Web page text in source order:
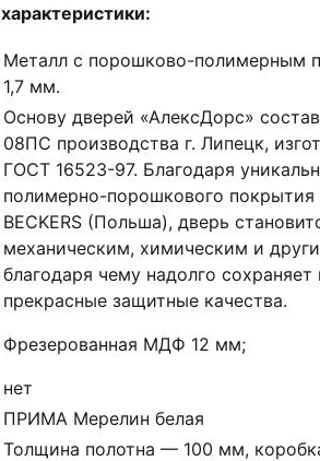
характеристики:
Металл с порошково-полимерным
1,7 мм.
Основу дверей «АлексДорс»
08ПС производства г. Липецк,
ГОСТ 16523-97. Благодаря
полимерно-порошкового покрытия
BECKERS (Польша), дверь
механическим, химическим и
благодаря чему надолго
прекрасные защитные качества.
Фрезерованная МДФ 12 мм;
нет
ПРИМА Мерелин белая
Толщина полотна — 100 мм,